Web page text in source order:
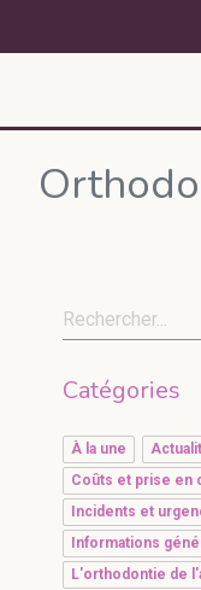
Rechercher
Catégories
À la une
Coûts et prise en
Incidents et
Informations
L'orthodontie de